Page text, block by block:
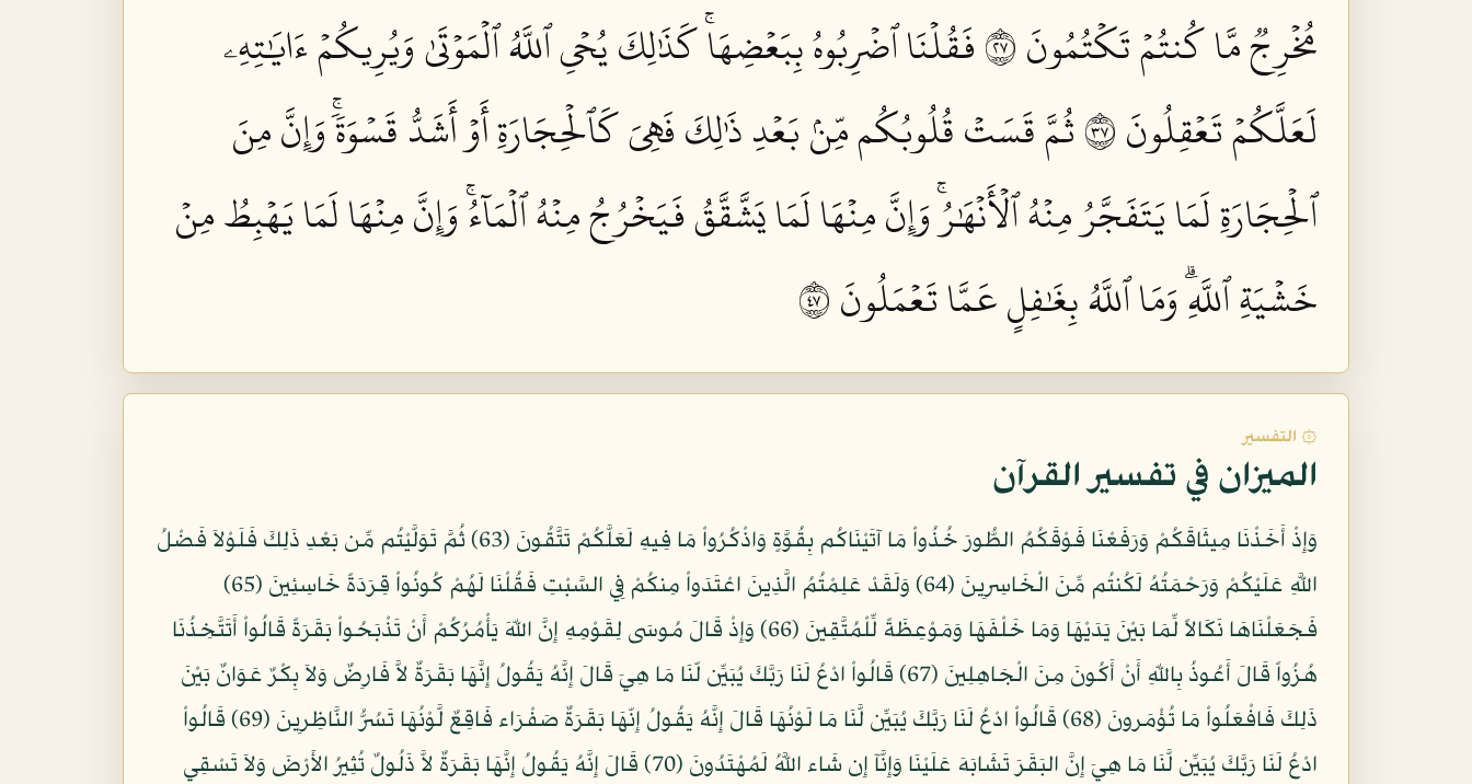
مُخۡرِجٞ مَّا كُنتُمۡ تَكۡتُمُونَ ٧٢
فَقُلۡنَا ٱضۡرِبُوهُ بِبَعۡضِهَاۚ كَذَٰلِكَ يُحۡيِ ٱللَّهُ ٱلۡمَوۡتَىٰ وَيُرِيكُمۡ ءَايَٰتِهِۦ
لَعَلَّكُمۡ تَعۡقِلُونَ ٧٣
ثُمَّ قَسَتۡ قُلُوبُكُم مِّنۢ بَعۡدِ ذَٰلِكَ فَهِيَ كَٱلۡحِجَارَةِ أَوۡ أَشَدُّ قَسۡوَةٗۚ وَإِنَّ مِنَ
ٱلۡحِجَارَةِ لَمَا يَتَفَجَّرُ مِنۡهُ ٱلۡأَنۡهَٰرُۚ وَإِنَّ مِنۡهَا لَمَا يَشَّقَّقُ فَيَخۡرُجُ مِنۡهُ ٱلۡمَآءُۚ وَإِنَّ مِنۡهَا لَمَا يَهۡبِطُ مِنۡ
خَشۡيَةِ ٱللَّهِۗ وَمَا ٱللَّهُ بِغَٰفِلٍ عَمَّا تَعۡمَلُونَ ٧٤
۞ التفسير
الميزان في تفسير القرآن
وَإِذْ أَخَذْنَا مِيثَاقَكُمْ وَرَفَعْنَا فَوْقَكُمُ الطُّورَ خُذُواْ مَا آتَيْنَاكُم بِقُوَّةٍ وَاذْكُرُواْ مَا فِيهِ لَعَلَّكُمْ تَتَّقُونَ (63) ثُمَّ تَوَلَّيْتُم مِّن بَعْدِ ذَلِكَ فَلَوْلاَ فَضْلُ
اللَّهِ عَلَيْكُمْ وَرَحْمَتُهُ لَكُنتُم مِّنَ الْخَاسِرِينَ (64) وَلَقَدْ عَلِمْتُمُ الَّذِينَ اعْتَدَواْ مِنكُمْ فِي السَّبْتِ فَقُلْنَا لَهُمْ كُونُواْ قِرَدَةً خَاسِئِينَ (65)
فَجَعَلْنَاهَا نَكَالاً لِّمَا بَيْنَ يَدَيْهَا وَمَا خَلْفَهَا وَمَوْعِظَةً لِّلْمُتَّقِينَ (66) وَإِذْ قَالَ مُوسَى لِقَوْمِهِ إِنَّ اللّهَ يَأْمُرُكُمْ أَنْ تَذْبَحُواْ بَقَرَةً قَالُواْ أَتَتَّخِذُنَا
هُزُواً قَالَ أَعُوذُ بِاللّهِ أَنْ أَكُونَ مِنَ الْجَاهِلِينَ (67) قَالُواْ ادْعُ لَنَا رَبَّكَ يُبَيِّن لّنَا مَا هِيَ قَالَ إِنَّهُ يَقُولُ إِنَّهَا بَقَرَةٌ لاَّ فَارِضٌ وَلاَ بِكْرٌ عَوَانٌ بَيْنَ
ذَلِكَ فَافْعَلُواْ مَا تُؤْمَرونَ (68) قَالُواْ ادْعُ لَنَا رَبَّكَ يُبَيِّن لَّنَا مَا لَوْنُهَا قَالَ إِنَّهُ يَقُولُ إِنّهَا بَقَرَةٌ صَفْرَاء فَاقِعٌ لَّوْنُهَا تَسُرُّ النَّاظِرِينَ (69) قَالُواْ
ادْعُ لَنَا رَبَّكَ يُبَيِّن لَّنَا مَا هِيَ إِنَّ البَقَرَ تَشَابَهَ عَلَيْنَا وَإِنَّآ إِن شَاء اللَّهُ لَمُهْتَدُونَ (70) قَالَ إِنَّهُ يَقُولُ إِنَّهَا بَقَرَةٌ لاَّ ذَلُولٌ تُثِيرُ الأَرْضَ وَلاَ تَسْقِي